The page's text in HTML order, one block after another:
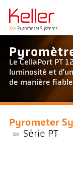
Le CellaPort PT
luminosité et
de manière
Pyrometer
Série PT